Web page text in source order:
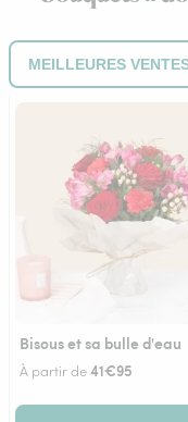
Bisous et sa bulle d'eau
À partir de41€95